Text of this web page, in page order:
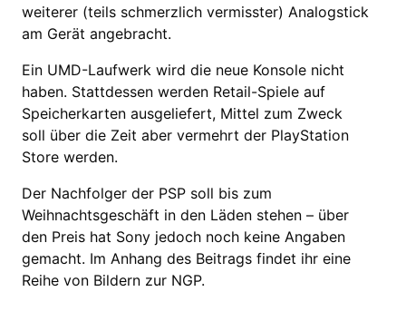
weiterer (teils schmerzlich vermisster) Analogstick
am Gerät angebracht.
Ein UMD-Laufwerk wird die neue Konsole nicht
haben. Stattdessen werden Retail-Spiele auf
Speicherkarten ausgeliefert, Mittel zum Zweck
soll über die Zeit aber vermehrt der PlayStation
Store werden.
Der Nachfolger der PSP soll bis zum
Weihnachtsgeschäft in den Läden stehen – über
den Preis hat Sony jedoch noch keine Angaben
gemacht. Im Anhang des Beitrags findet ihr eine
Reihe von Bildern zur NGP.